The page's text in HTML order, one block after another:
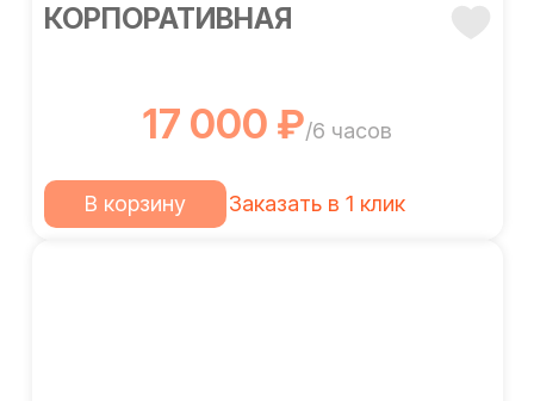
КОРПОРАТИВНАЯ
17 000 ₽/6 часов
В корзину Заказать в 1 клик